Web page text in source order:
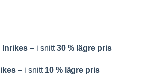
Inrikes – i snitt30 % lägre pris
– i snitt 10 % lägre pris